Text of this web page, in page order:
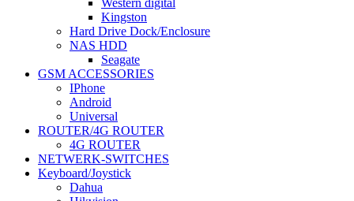
Western digital
Kingston
Hard Drive Dock/Enclosure
NAS HDD
Seagate
GSM ACCESSORIES
IPhone
Android
Universal
ROUTER/4G ROUTER
4G ROUTER
NETWERK-SWITCHES
Keyboard/Joystick
Dahua